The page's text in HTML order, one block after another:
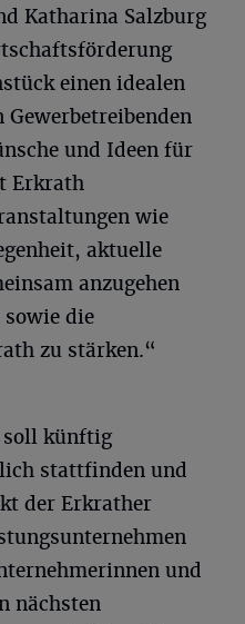
Katharina Salzburg
einen idealen
und Ideen für
Erkrath
wie
aktuelle
anzugehen
die
zu stärken.“
soll künftig
stattfinden und
der Erkrather
und
nächsten